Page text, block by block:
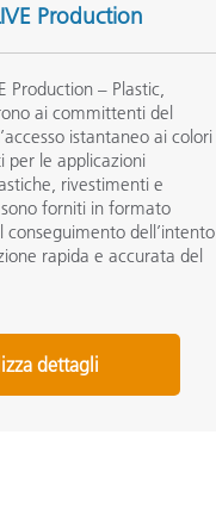
Production
Production – Plastic,
ai committenti del
istantaneo ai colori
per le applicazioni
rivestimenti e
forniti in formato
dell’intento
rapida e accurata del
dettagli